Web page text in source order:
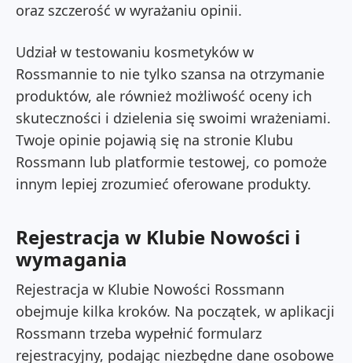
oraz szczerość w wyrażaniu opinii.
Udział w testowaniu kosmetyków w
Rossmannie to nie tylko szansa na otrzymanie
produktów, ale również możliwość oceny ich
skuteczności i dzielenia się swoimi wrażeniami.
Twoje opinie pojawią się na stronie Klubu
Rossmann lub platformie testowej, co pomoże
innym lepiej zrozumieć oferowane produkty.
Rejestracja w Klubie Nowości i
wymagania
Rejestracja w Klubie Nowości Rossmann
obejmuje kilka kroków. Na początek, w aplikacji
Rossmann trzeba wypełnić formularz
rejestracyjny, podając niezbędne dane osobowe